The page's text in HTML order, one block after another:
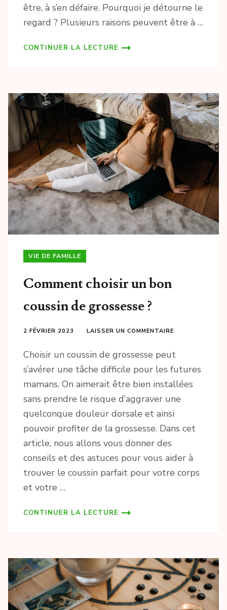
être, à s’en défaire. Pourquoi je détourne le
regard ? Plusieurs raisons peuvent être à …
CONTINUER LA LECTURE
VIE DE FAMILLE
Comment choisir un bon
coussin de grossesse ?
2 FÉVRIER 2023 LAISSER UN COMMENTAIRE
Choisir un coussin de grossesse peut
s’avérer une tâche difficile pour les futures
mamans. On aimerait être bien installées
sans prendre le risque d’aggraver une
quelconque douleur dorsale et ainsi
pouvoir profiter de la grossesse. Dans cet
article, nous allons vous donner des
conseils et des astuces pour vous aider à
trouver le coussin parfait pour votre corps
et votre …
CONTINUER LA LECTURE